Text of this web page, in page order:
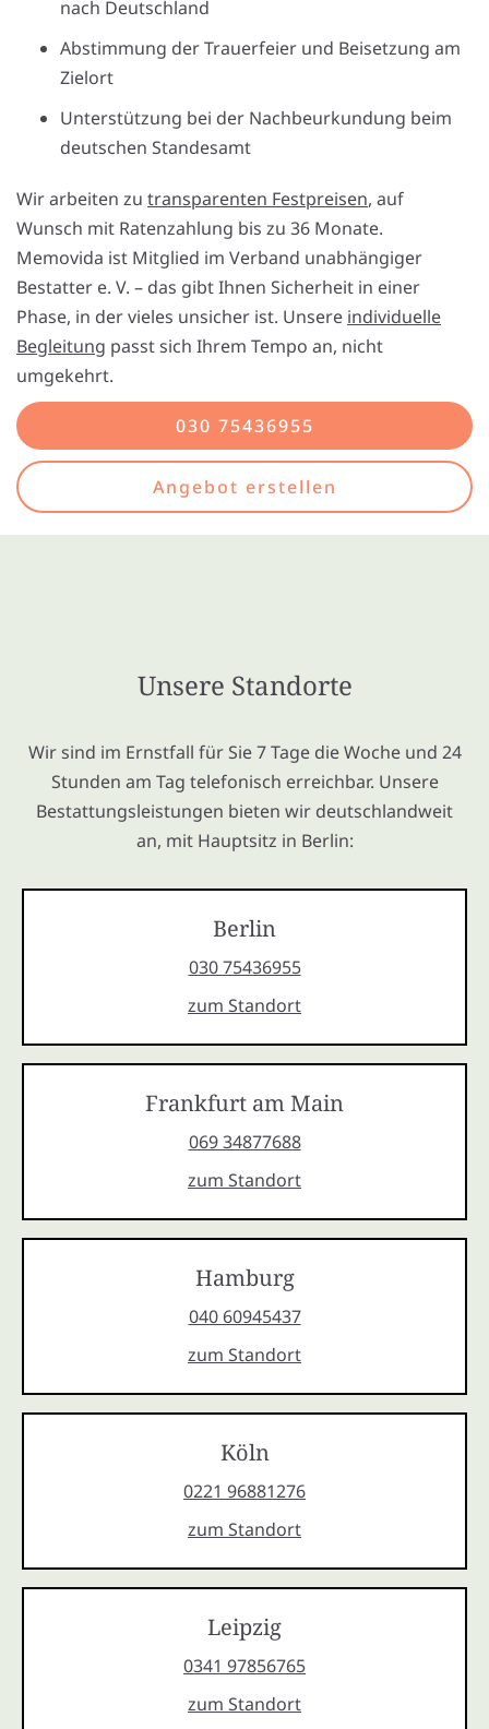
nach Deutschland
Abstimmung der Trauerfeier und Beisetzung am
Zielort
Unterstützung bei der Nachbeurkundung beim
deutschen Standesamt
Wir arbeiten zu transparenten Festpreisen, auf
Wunsch mit Ratenzahlung bis zu 36 Monate.
Memovida ist Mitglied im Verband unabhängiger
Bestatter e. V. – das gibt Ihnen Sicherheit in einer
Phase, in der vieles unsicher ist. Unsere individuelle
Begleitung passt sich Ihrem Tempo an, nicht
umgekehrt.
030 75436955
Angebot erstellen
Unsere Standorte
Wir sind im Ernstfall für Sie 7 Tage die Woche und 24
Stunden am Tag telefonisch erreichbar. Unsere
Bestattungsleistungen bieten wir deutschlandweit
an, mit Hauptsitz in Berlin:
Berlin
030 75436955
zum Standort
Frankfurt am Main
069 34877688
zum Standort
Hamburg
040 60945437
zum Standort
Köln
0221 96881276
zum Standort
Leipzig
0341 97856765
zum Standort